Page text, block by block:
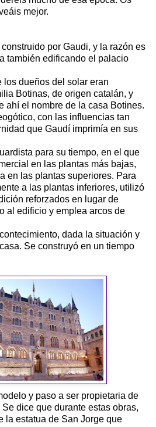
mejor.
por Gaudi, y la razón es
también edificando el palacio
los dueños del solar eran
Botinas, de origen catalán, y
ahí el nombre de la casa Botines.
con las influencias tan
que Gaudí imprimía en sus
para su tiempo, en el que
en las plantas más bajas,
en las plantas superiores. Para
a las plantas inferiores, utilizó
reforzados en lugar de
al edificio y emplea arcos de
dada la situación y
Se construyó en un tiempo
y paso a ser propietaria de
dice que durante estas obras,
la estatua de San Jorge que